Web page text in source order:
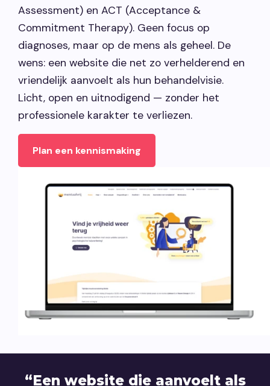
Assessment) en ACT (Acceptance &
Commitment Therapy). Geen focus op
diagnoses, maar op de mens als geheel. De
wens: een website die net zo verhelderend en
vriendelijk aanvoelt als hun behandelvisie.
Licht, open en uitnodigend — zonder het
professionele karakter te verliezen.
Plan een kennismaking
“Een website die aanvoelt als